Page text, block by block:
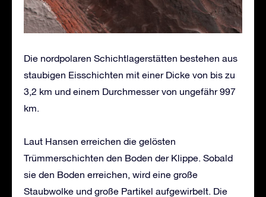
Die nordpolaren Schichtlagerstätten bestehen aus
staubigen Eisschichten mit einer Dicke von bis zu
3,2 km und einem Durchmesser von ungefähr 997
km.
Laut Hansen erreichen die gelösten
Trümmerschichten den Boden der Klippe. Sobald
sie den Boden erreichen, wird eine große
Staubwolke und große Partikel aufgewirbelt. Die